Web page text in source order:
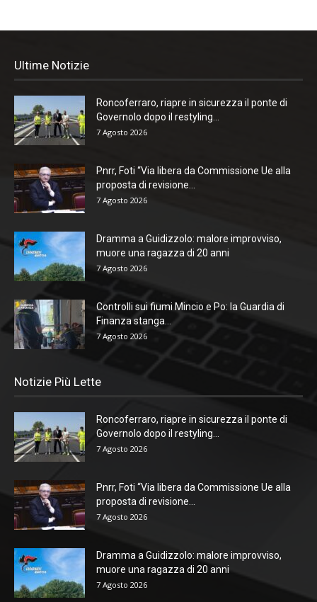
Ultime Notizie
Roncoferraro, riapre in sicurezza il ponte di
Governolo dopo il restyling...
7 Agosto 2026
Pnrr, Foti “Via libera da Commissione Ue alla
proposta di revisione...
7 Agosto 2026
Dramma a Guidizzolo: malore improvviso,
muore una ragazza di 20 anni
7 Agosto 2026
Controlli sui fiumi Mincio e Po: la Guardia di
Finanza stanga...
7 Agosto 2026
Notizie Più Lette
Roncoferraro, riapre in sicurezza il ponte di
Governolo dopo il restyling...
7 Agosto 2026
Pnrr, Foti “Via libera da Commissione Ue alla
proposta di revisione...
7 Agosto 2026
Dramma a Guidizzolo: malore improvviso,
muore una ragazza di 20 anni
7 Agosto 2026